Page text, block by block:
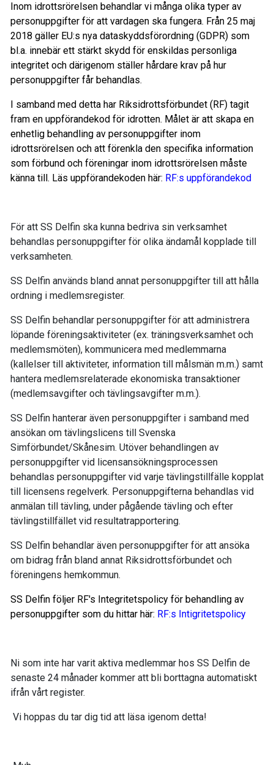
Inom idrottsrörelsen behandlar vi många olika typer av
personuppgifter för att vardagen ska fungera. Från 25 maj
2018 gäller EU:s nya dataskyddsförordning (GDPR) som
bl.a. innebär ett stärkt skydd för enskildas personliga
integritet och därigenom ställer hårdare krav på hur
personuppgifter får behandlas.
I samband med detta har Riksidrottsförbundet (RF) tagit
fram en uppförandekod för idrotten. Målet är att skapa en
enhetlig behandling av personuppgifter inom
idrottsrörelsen och att förenkla den specifika information
som förbund och föreningar inom idrottsrörelsen måste
känna till. Läs uppförandekoden här: RF:s uppförandekod
För att SS Delfin ska kunna bedriva sin verksamhet
behandlas personuppgifter för olika ändamål kopplade till
verksamheten.
SS Delfin används bland annat personuppgifter till att hålla
ordning i medlemsregister.
SS Delfin behandlar personuppgifter för att administrera
löpande föreningsaktiviteter (ex. träningsverksamhet och
medlemsmöten), kommunicera med medlemmarna
(kallelser till aktiviteter, information till målsmän m.m.) samt
hantera medlemsrelaterade ekonomiska transaktioner
(medlemsavgifter och tävlingsavgifter m.m.).
SS Delfin hanterar även personuppgifter i samband med
ansökan om tävlingslicens till Svenska
Simförbundet/Skånesim. Utöver behandlingen av
personuppgifter vid licensansökningsprocessen
behandlas personuppgifter vid varje tävlingstillfälle kopplat
till licensens regelverk. Personuppgifterna behandlas vid
anmälan till tävling, under pågående tävling och efter
tävlingstillfället vid resultatrapportering.
SS Delfin behandlar även personuppgifter för att ansöka
om bidrag från bland annat Riksidrottsförbundet och
föreningens hemkommun.
SS Delfin följer RF's Integritetspolicy för behandling av
personuppgifter som du hittar här: RF:s Intigritetspolicy
Ni som inte har varit aktiva medlemmar hos SS Delfin de
senaste 24 månader kommer att bli borttagna automatiskt
ifrån vårt register.
Vi hoppas du tar dig tid att läsa igenom detta!